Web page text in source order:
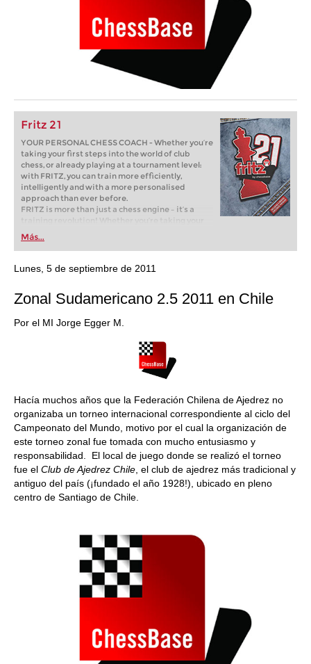
Fritz 21
YOUR PERSONAL CHESS COACH - Whether you’re
taking your first steps into the world of club
chess, or already playing at a tournament level:
with FRITZ, you can train more efficiently,
intelligently and with a more personalised
approach than ever before.
FRITZ is more than just a chess engine – it’s a
training revolution! Whether you’re taking your
first steps into the world of club chess, or already
playing at a tournament level: with FRITZ, you can
train more efficiently, intelligently and with a
more personalised approach than ever before.
Más...
Lunes, 5 de septiembre de 2011
Zonal Sudamericano 2.5 2011 en Chile
Por el MI Jorge Egger M.
Hacía muchos años que la Federación Chilena de Ajedrez no
organizaba un torneo internacional correspondiente al ciclo del
Campeonato del Mundo, motivo por el cual la organización de
este torneo zonal fue tomada con mucho entusiasmo y
responsabilidad. El local de juego donde se realizó el torneo
fue el Club de Ajedrez Chile , el club de ajedrez más tradicional y
antiguo del país (¡fundado el año 1928!), ubicado en pleno
centro de Santiago de Chile.